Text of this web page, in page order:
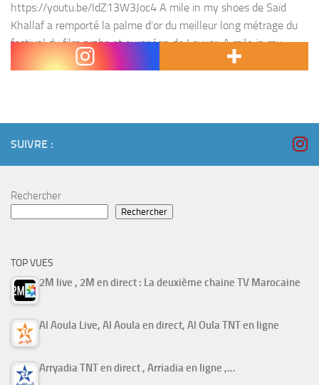
https://youtu.be/IdZ13W3Joc4 A mile in my shoes de Saïd
Khallaf a remporté la palme d’or du meilleur long métrage du
festival du film arabe et européen de Louxor. A mile in my
shoes, du Marocain...
SUIVRE :
Rechercher
Rechercher
TOP VUES
2M live , 2M en direct : La deuxième chaine TV Marocaine
Al Aoula Live, Al Aoula en direct, Al Oula TNT en ligne
Arryadia TNT en direct , Arriadia en ligne ,…